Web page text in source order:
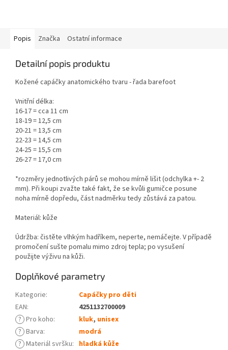
Popis Značka Ostatní informace
Detailní popis produktu
Kožené capáčky anatomického tvaru - řada barefoot
Vnitřní délka:
16-17 = cca 11 cm
18-19 = 12,5 cm
20-21 = 13,5 cm
22-23 = 14,5 cm
24-25 = 15,5 cm
26-27 = 17,0 cm
*rozměry jednotlivých párů se mohou mírně lišit (odchylka +- 2
mm). Při koupi zvažte také fakt, že se kvůli gumičce posune
noha mírně dopředu, část nadměrku tedy zůstává za patou.
Materiál: kůže
Údržba: čistěte vlhkým hadříkem, neperte, nemáčejte. V případě
promočení sušte pomalu mimo zdroj tepla; po vysušení
použijte výživu na kůži.
Doplňkové parametry
Kategorie:
Capáčky pro děti
EAN:
4251132700009
? Pro koho: kluk, unisex
? Barva:
modrá
? Materiál svršku: hladká kůže